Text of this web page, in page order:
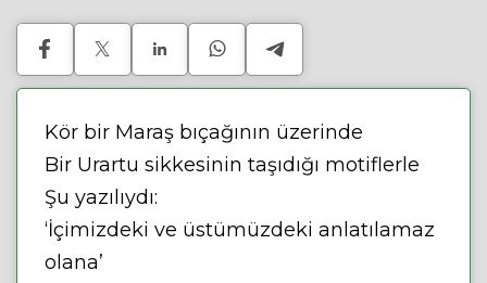
Kör bir Maraş bıçağının üzerinde
Bir Urartu sikkesinin taşıdığı motiflerle
Şu yazılıydı:
‘İçimizdeki ve üstümüzdeki anlatılamaz
olana’